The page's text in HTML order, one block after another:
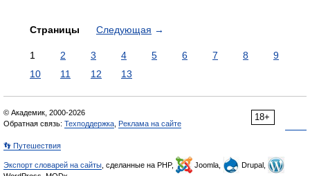
Страницы Следующая →
1 2 3 4 5 6 7 8
9
10
11 12 13
18+
© Академик, 2000-2026
Обратная связь: Техподдержка Реклама на сайте
👣 Путешествия
Экспорт словарей на сайты , сделанные на PHP, Joomla,
Drupal,